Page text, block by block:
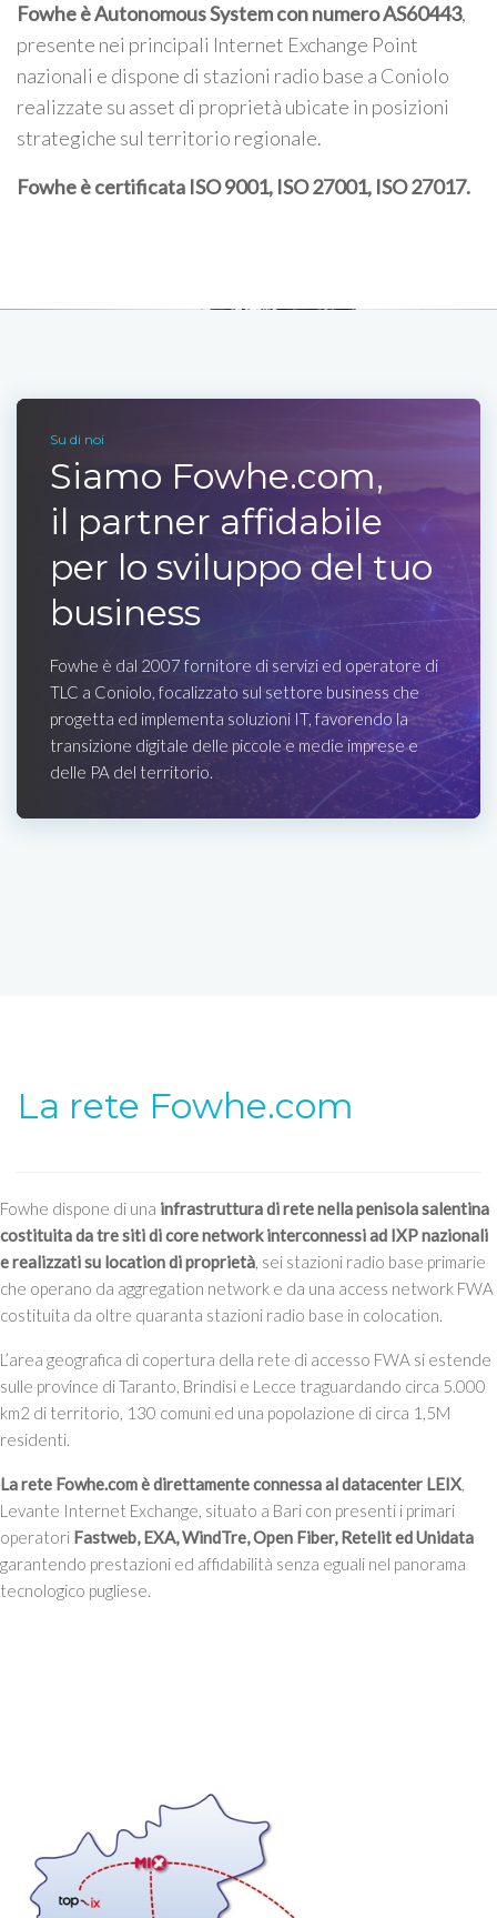
Fowhe è Autonomous System con numero AS60443,
presente nei principali Internet Exchange Point
nazionali e dispone di stazioni radio base a Coniolo
realizzate su asset di proprietà ubicate in posizioni
strategiche sul territorio regionale.
Fowhe è certificata ISO 9001, ISO 27001, ISO 27017.
Su di noi
Siamo Fowhe.com,
il partner affidabile
per lo sviluppo del tuo
business
Fowhe è dal 2007 fornitore di servizi ed operatore di
TLC a Coniolo, focalizzato sul settore business che
progetta ed implementa soluzioni IT, favorendo la
transizione digitale delle piccole e medie imprese e
delle PA del territorio.
La rete Fowhe.com
Fowhe dispone di una infrastruttura di rete nella penisola salentina
costituita da tre siti di core network interconnessi ad IXP nazionali
e realizzati su location di proprietà, sei stazioni radio base primarie
che operano da aggregation network e da una access network FWA
costituita da oltre quaranta stazioni radio base in colocation.
L’area geografica di copertura della rete di accesso FWA si estende
sulle province di Taranto, Brindisi e Lecce traguardando circa 5.000
km2 di territorio, 130 comuni ed una popolazione di circa 1,5M
residenti.
La rete Fowhe.com è direttamente connessa al datacenter LEIX,
Levante Internet Exchange, situato a Bari con presenti i primari
operatori Fastweb, EXA, WindTre, Open Fiber, Retelit ed Unidata
garantendo prestazioni ed affidabilità senza eguali nel panorama
tecnologico pugliese.